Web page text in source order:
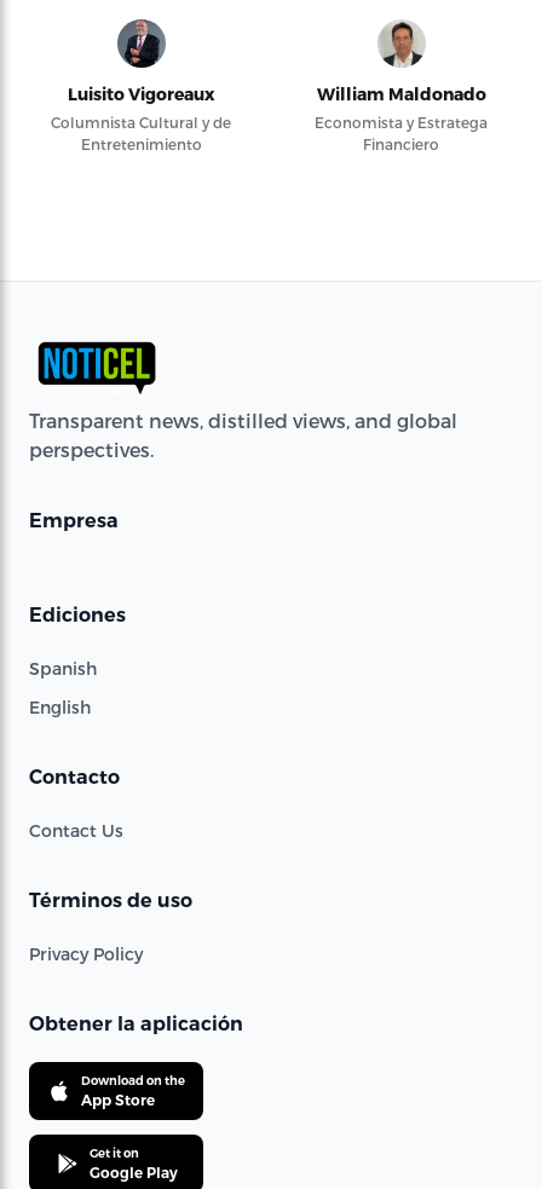
Luisito Vigoreaux
Columnista Cultural y de
Entretenimiento
William Maldonado
Economista y Estratega
Financiero
Transparent news, distilled views, and global
perspectives.
Empresa
Ediciones
Spanish
English
Contacto
Contact Us
Términos de uso
Privacy Policy
Obtener la aplicación
Download on the
App Store
Get it on
Google Play